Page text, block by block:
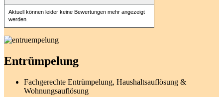
Aktuell können leider keine Bewertungen mehr angezeigt
werden.
Entrümpelung
Fachgerechte Entrümpelung, Haushaltsauflösung &
Wohnungsauflösung